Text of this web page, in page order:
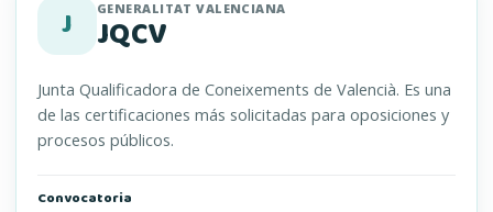
J GENERALITAT VALENCIANA
JQCV
Junta Qualificadora de Coneixements de Valencià. Es una
de las certificaciones más solicitadas para oposiciones y
procesos públicos.
Convocatoria